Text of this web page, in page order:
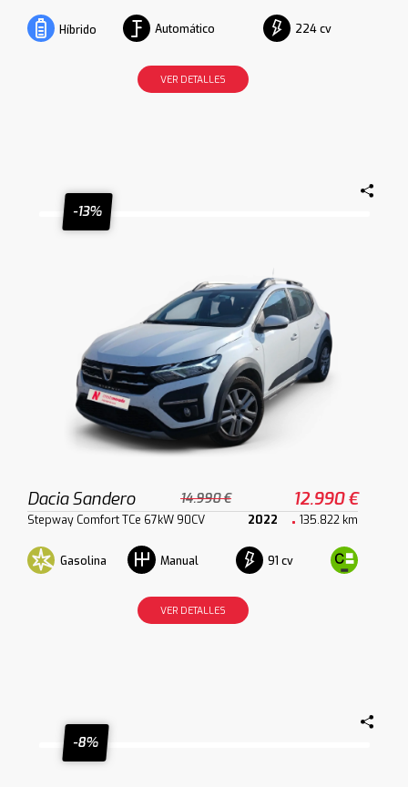
Híbrido Automático 224 cv
VER DETALLES
-13%
Dacia Sandero 14.990 € 12.990 €
Stepway Comfort TCe 67kW 90CV 2022 135.822 km
Gasolina Manual 91 cv
VER DETALLES
-8%